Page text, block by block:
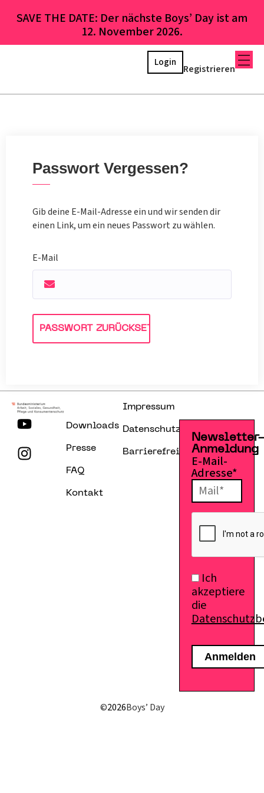
SAVE THE DATE: Der nächste Boys’ Day ist am
12. November 2026.
Registrieren
Login
Passwort Vergessen?
Gib deine E-Mail-Adresse ein und wir senden dir
einen Link, um ein neues Passwort zu wählen.
E-Mail
Downloads
Presse
FAQ
Kontakt
Impressum
Datenschutzerklärung
Barrierefreiheitserklärung
Anmeldung
E-Mail-
Adresse*
Ich
akzeptiere
die
©2026Boys’ Day